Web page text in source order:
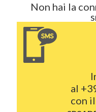
Non hai la
al
con